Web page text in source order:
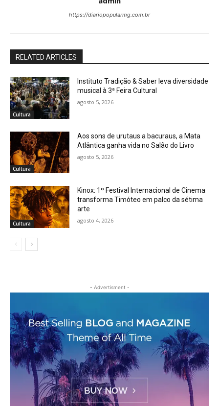
https://diariopopularmg.com.br
RELATED ARTICLES
Cultura
Instituto Tradição & Saber leva diversidade
musical à 3ª Feira Cultural
agosto 5, 2026
Cultura
Aos sons de urutaus a bacuraus, a Mata
Atlântica ganha vida no Salão do Livro
agosto 5, 2026
Cultura
Kinox: 1º Festival Internacional de Cinema
transforma Timóteo em palco da sétima
arte
agosto 4, 2026
- Advertisment -